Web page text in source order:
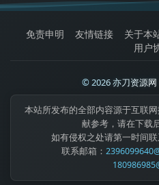
免责申明 友情链接 关于本
用户
© 2026 亦刀资源网
本站所发布的全部内容源于互联
献参考，请在下载
如有侵权之处请第一时间
联系邮箱：